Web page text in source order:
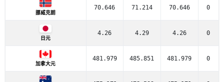
挪威克朗
70.646 71.214 70.646 0
日元
4.26 4.29 4.26 0
加拿大元
481.979 485.851 481.979 0